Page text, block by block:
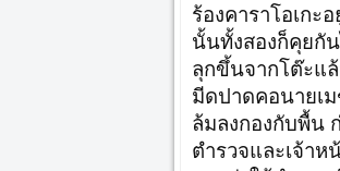
ร้องคาราโอเก
นั้นทั้งสองก็คุยกั
ลุกขึ้นจากโต๊ะแ
มีดปาดคอนายเ
ล้มลงกองกับพื้น
ตำรวจและเจ้า